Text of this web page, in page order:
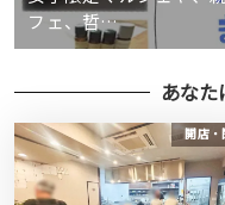
フェ、哲…
あな
開店・